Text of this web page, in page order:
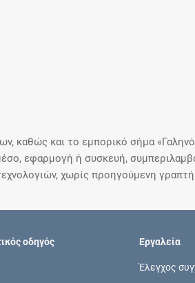
καθώς και το εμπορικό σήμα
εφαρμογή ή συσκευή,
χωρίς προηγούμενη γραπτή
οδηγός Εργαλεία
Έλεγχος